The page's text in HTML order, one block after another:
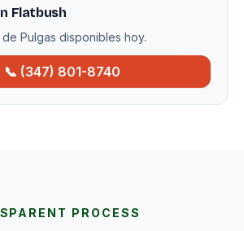
Flatbush
Pulgas disponibles hoy.
📞 (347) 801-8740
PROCESS